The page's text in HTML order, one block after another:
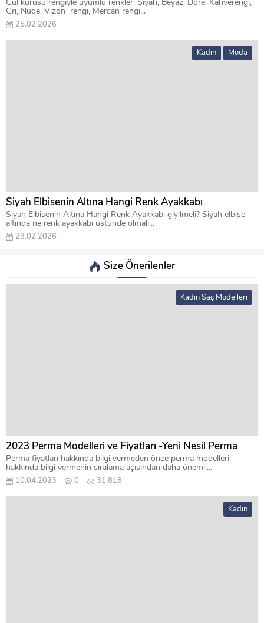
Gül kurusu rengiyle uyumlu renkler; Siyah, Beyaz, Dore, Kahverengi,
Gri, Nude, Vizon rengi, Mercan rengi...
25.02.2026
Kadın Moda
Siyah Elbisenin Altına Hangi Renk Ayakkabı
Siyah Elbisenin Altına Hangi Renk Ayakkabı giyilmeli? Siyah elbise
altında ne renk ayakkabı üstünde olmalı...
23.02.2026
Size Önerilenler
Kadın Saç Modelleri
2023 Perma Modelleri ve Fiyatları -Yeni Nesil Perma
Perma fiyatları hakkında bilgi vermeden önce perma modelleri
hakkında bilgi vermenin sıralama açısından daha önemli...
10.04.2023 0 31.818
Kadın